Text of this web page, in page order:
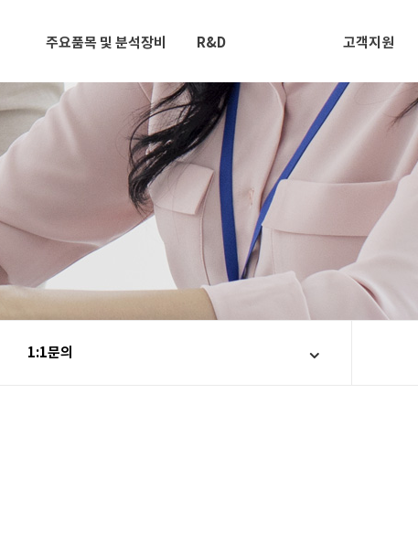
주요품목 및 분석장비 R&D 고객지원
1:1문의